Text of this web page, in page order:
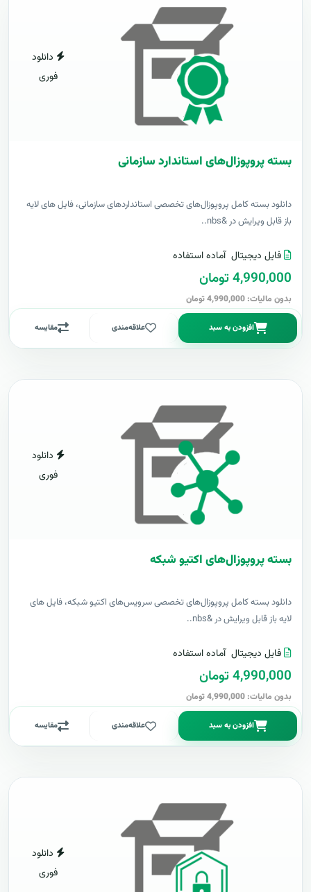
دانلود
فوری
بسته پروپوزال‌های استاندارد سازمانی
دانلود بسته کامل پروپوزال‌های تخصصی استانداردهای سازمانی، فایل های لایه
باز قابل ویرایش در &nbs..
فایل دیجیتال آماده استفاده
4,990,000 تومان
بدون مالیات: 4,990,000 تومان
افزودن به سبد علاقه‌مندی مقایسه
دانلود
فوری
بسته پروپوزال‌های اکتیو شبکه
دانلود بسته کامل پروپوزال‌های تخصصی سرویس‌های اکتیو شبکه، فایل های
لایه باز قابل ویرایش در &nbs..
فایل دیجیتال آماده استفاده
4,990,000 تومان
بدون مالیات: 4,990,000 تومان
افزودن به سبد علاقه‌مندی مقایسه
دانلود
فوری